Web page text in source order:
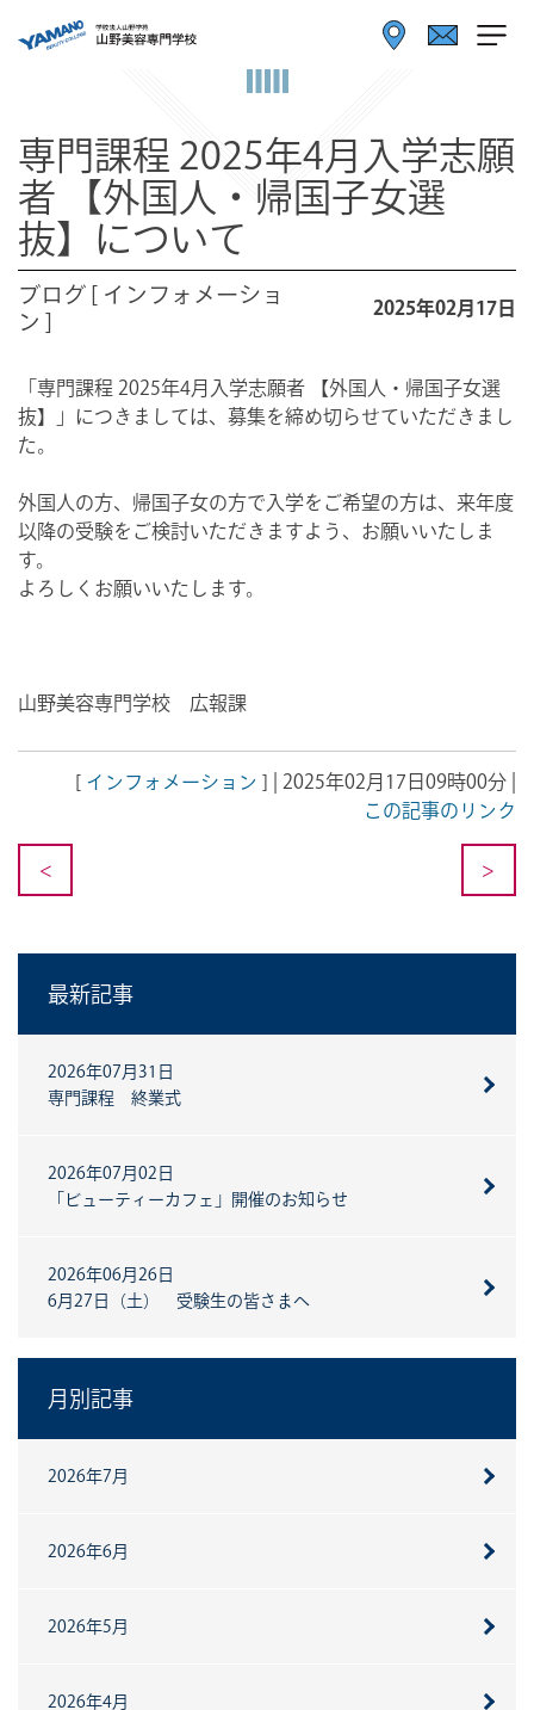
専門課程 2025年4月入学志願
者 【外国人・帰国子女選
抜】について
ブログ [ インフォメーショ
ン ]
2025年02月17日
「専門課程 2025年4月入学志願者 【外国人・帰国子女選
抜】」につきましては、募集を締め切らせていただきまし
た。
外国人の方、帰国子女の方で入学をご希望の方は、来年度
以降の受験をご検討いただきますよう、お願いいたしま
す。
よろしくお願いいたします。
山野美容専門学校 広報課
[ インフォメーション ] | 2025年02月17日09時00分 |
この記事のリンク
< >
最新記事
2026年07月31日
専門課程 終業式
2026年07月02日
「ビューティーカフェ」開催のお知らせ
2026年06月26日
6月27日（土） 受験生の皆さまへ
月別記事
2026年7月
2026年6月
2026年5月
2026年4月